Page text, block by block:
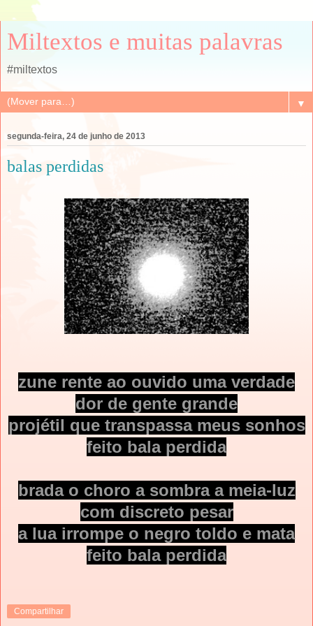
Miltextos e muitas palavras
#miltextos
▼
segunda-feira, 24 de junho de 2013
balas perdidas
zune rente ao ouvido uma verdade
dor de gente grande
projétil que transpassa meus sonhos
feito bala perdida
brada o choro a sombra a meia-luz
com discreto pesar
a lua irrompe o negro toldo e mata
feito bala perdida
Compartilhar